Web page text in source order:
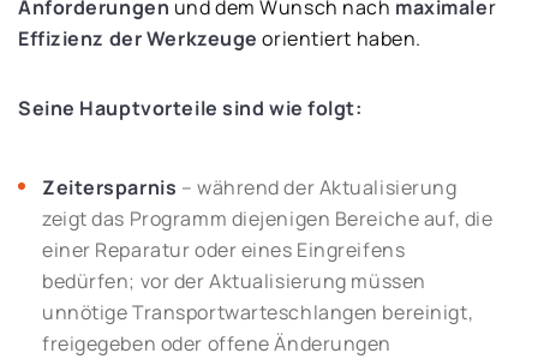
Anforderungen und dem Wunsch nach maximaler
Effizienz der Werkzeuge orientiert haben.
Seine Hauptvorteile sind wie folgt:
Zeitersparnis – während der Aktualisierung
zeigt das Programm diejenigen Bereiche auf, die
einer Reparatur oder eines Eingreifens
bedürfen; vor der Aktualisierung müssen
unnötige Transportwarteschlangen bereinigt,
freigegeben oder offene Änderungen